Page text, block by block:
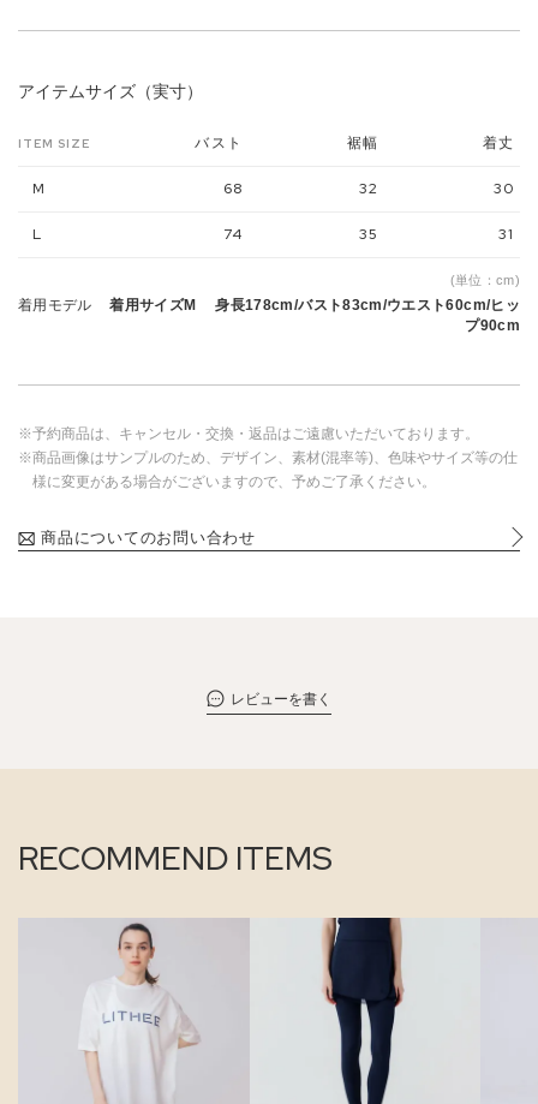
アイテムサイズ（実寸）
ITEM SIZE バスト 裾幅 着丈
M 68 32 30
L 74 35 31
(単位：cm)
着用モデル
着用サイズM 身長178cm/バスト83cm/ウエスト60cm/ヒッ
プ90cm
※予約商品は、キャンセル・交換・返品はご遠慮いただいております。
※商品画像はサンプルのため、デザイン、素材(混率等)、色味やサイズ等の仕
様に変更がある場合がございますので、予めご了承ください。
商品についてのお問い合わせ
レビューを書く
RECOMMEND ITEMS